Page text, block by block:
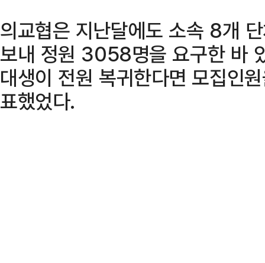
의교협은 지난달에도 소속 8개
보내 정원 3058명을 요구한 바
대생이 전원 복귀한다면 모집인
표했었다.